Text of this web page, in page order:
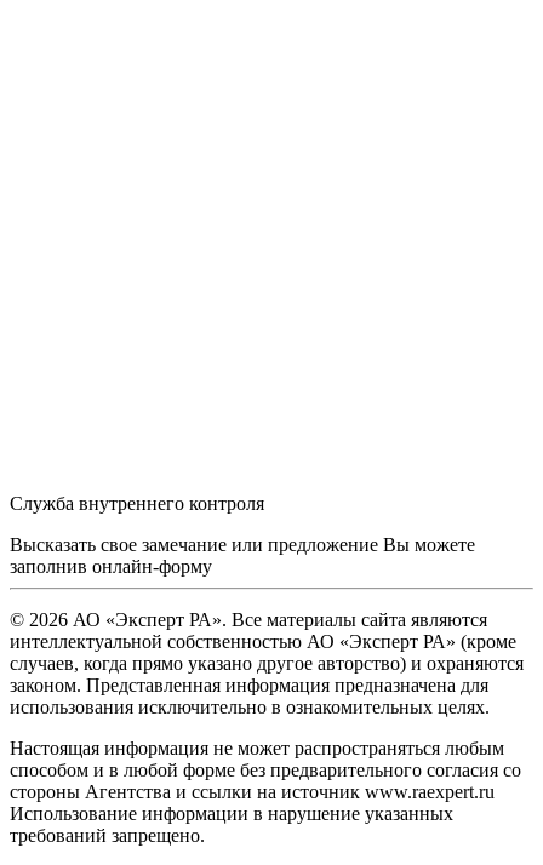
Служба внутреннего контроля
Высказать свое замечание или предложение Вы можете
заполнив онлайн-форму
© 2026 АО «Эксперт РА». Все материалы сайта являются
интеллектуальной собственностью АО «Эксперт РА» (кроме
случаев, когда прямо указано другое авторство) и охраняются
законом. Представленная информация предназначена для
использования исключительно в ознакомительных целях.
Настоящая информация не может распространяться любым
способом и в любой форме без предварительного согласия со
стороны Агентства и ссылки на источник www.raexpert.ru
Использование информации в нарушение указанных
требований запрещено.